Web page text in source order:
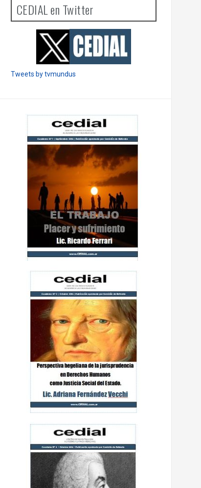
CEDIAL en Twitter
Tweets by tvmundus